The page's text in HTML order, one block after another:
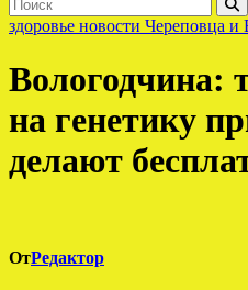
здоровье новости Череповца
Вологодчина:
на генетику
делают
ОтРедактор